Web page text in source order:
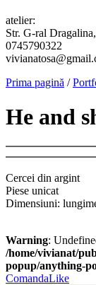
atelier:
Str. G-ral
0745790322
Prima pagină /
He and
Cercei din argint
Piese unicat
Dimensiuni:
Warning:
/home/vivianat/
popup/anything-
ComandaLike